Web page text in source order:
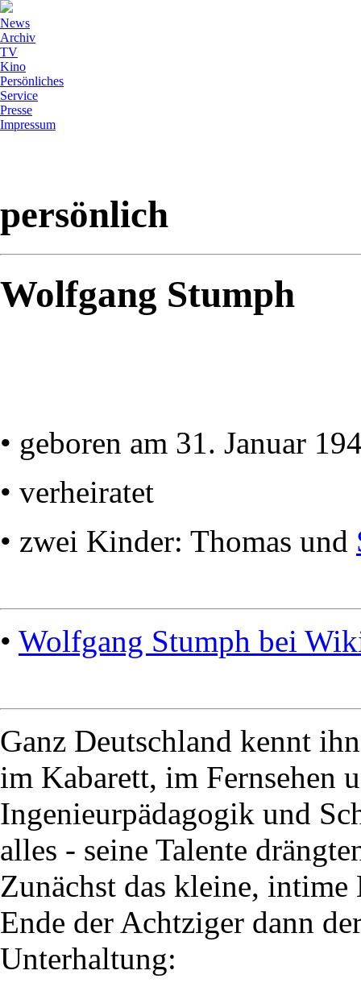
News
Archiv
TV
Kino
Persönliches
Service
Presse
Impressum
persönlich
Wolfgang Stumph
• geboren am 31. Januar
• verheiratet
• zwei Kinder: Thomas und
• Wolfgang Stumph bei
Ganz Deutschland kennt
im Kabarett, im Fernsehen
Ingenieurpädagogik und
alles - seine Talente
Zunächst das kleine,
Ende der Achtziger dann
Unterhaltung: